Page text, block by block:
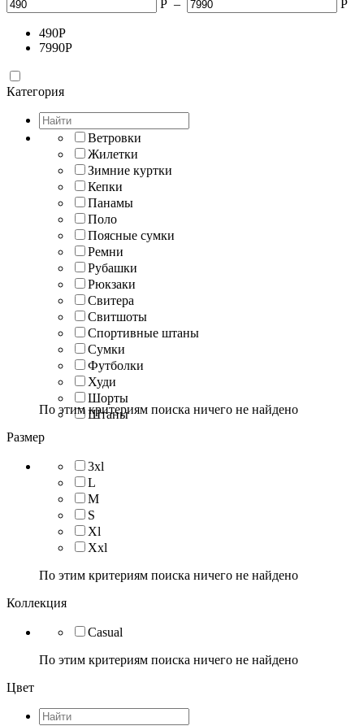
Р – Р
490Р
7990Р
Категория
Ветровки
Жилетки
Зимние куртки
Кепки
Панамы
Поло
Поясные сумки
Ремни
Рубашки
Рюкзаки
Свитера
Свитшоты
Спортивные штаны
Сумки
Футболки
Худи
Шорты
Штаны
По этим критериям поиска ничего не найдено
Размер
3xl
L
M
S
Xl
Xxl
По этим критериям поиска ничего не найдено
Коллекция
Casual
По этим критериям поиска ничего не найдено
Цвет